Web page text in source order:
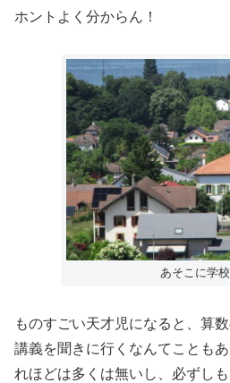
ホントよく分からん！
あそこに学校
ものすごい天才児になると、算
講義を聞きに行くなんてことも
れほどは多くは無いし、必ずし